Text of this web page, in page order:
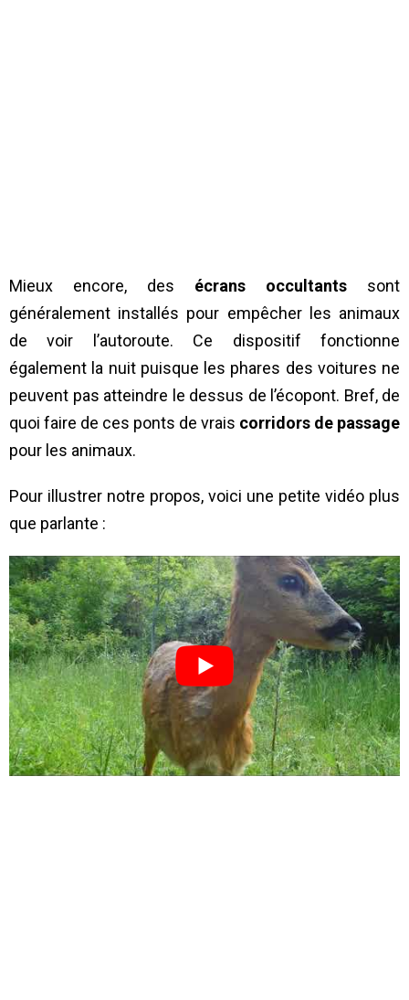
Mieux encore, des écrans occultants sont
généralement installés pour empêcher les animaux
de voir l’autoroute. Ce dispositif fonctionne
également la nuit puisque les phares des voitures ne
peuvent pas atteindre le dessus de l’écopont. Bref, de
quoi faire de ces ponts de vrais corridors de passage
pour les animaux.
Pour illustrer notre propos, voici une petite vidéo plus
que parlante :